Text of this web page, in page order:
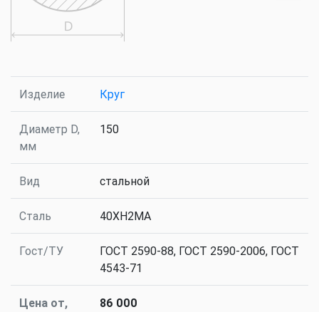
Изделие Круг
Диаметр D,
мм
150
Вид стальной
Сталь 40ХН2МА
Гост/ТУ
ГОСТ 2590-88, ГОСТ 2590-2006, ГОСТ
4543-71
Цена от,
86 000